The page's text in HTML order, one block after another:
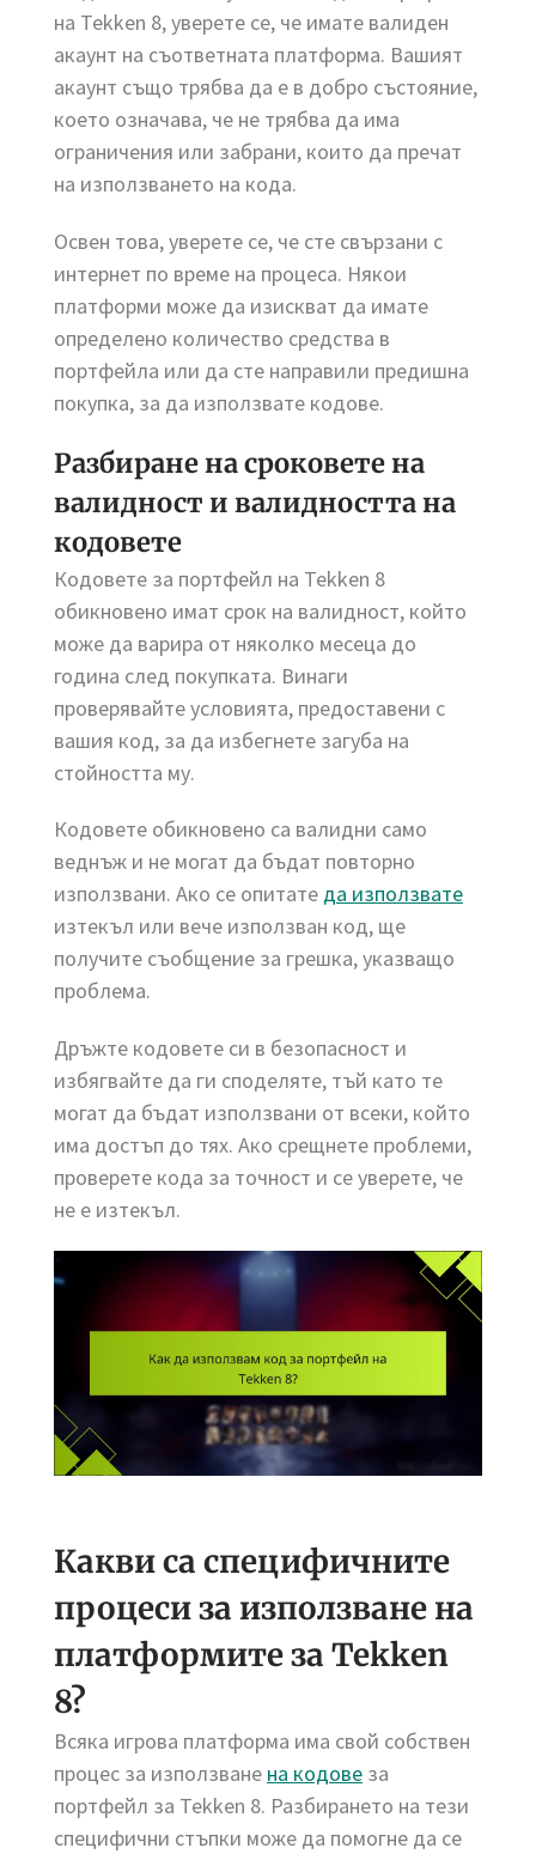
на Tekken 8, уверете се, че имате валиден
акаунт на съответната платформа. Вашият
акаунт също трябва да е в добро състояние,
което означава, че не трябва да има
ограничения или забрани, които да пречат
на използването на кода.
Освен това, уверете се, че сте свързани с
интернет по време на процеса. Някои
платформи може да изискват да имате
определено количество средства в
портфейла или да сте направили предишна
покупка, за да използвате кодове.
Разбиране на сроковете на
валидност и валидността на
кодовете
Кодовете за портфейл на Tekken 8
обикновено имат срок на валидност, който
може да варира от няколко месеца до
година след покупката. Винаги
проверявайте условията, предоставени с
вашия код, за да избегнете загуба на
стойността му.
Кодовете обикновено са валидни само
веднъж и не могат да бъдат повторно
използвани. Ако се опитате да използвате
изтекъл или вече използван код, ще
получите съобщение за грешка, указващо
проблема.
Дръжте кодовете си в безопасност и
избягвайте да ги споделяте, тъй като те
могат да бъдат използвани от всеки, който
има достъп до тях. Ако срещнете проблеми,
проверете кода за точност и се уверете, че
не е изтекъл.
Какви са специфичните
процеси за използване на
платформите за Tekken
8?
Всяка игрова платформа има свой собствен
процес за използване на кодове за
портфейл за Tekken 8. Разбирането на тези
специфични стъпки може да помогне да се